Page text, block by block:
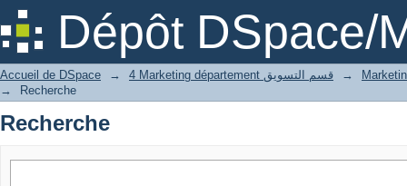
Dépôt DSpace/
Recherche
Accueil de DSpace → 4 Marketing département قسم التسويق
→
→
Recherche
Recherche